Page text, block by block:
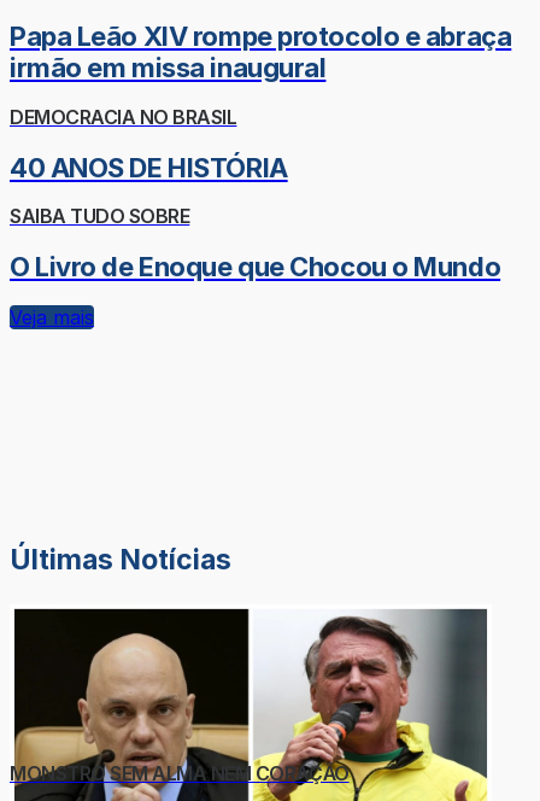
Papa Leão XIV rompe protocolo e abraça
irmão em missa inaugural
DEMOCRACIA NO BRASIL
40 ANOS DE HISTÓRIA
SAIBA TUDO SOBRE
O Livro de Enoque que Chocou o Mundo
Veja mais
Últimas Notícias
MONSTRO SEM ALMA NEM CORAÇÃO